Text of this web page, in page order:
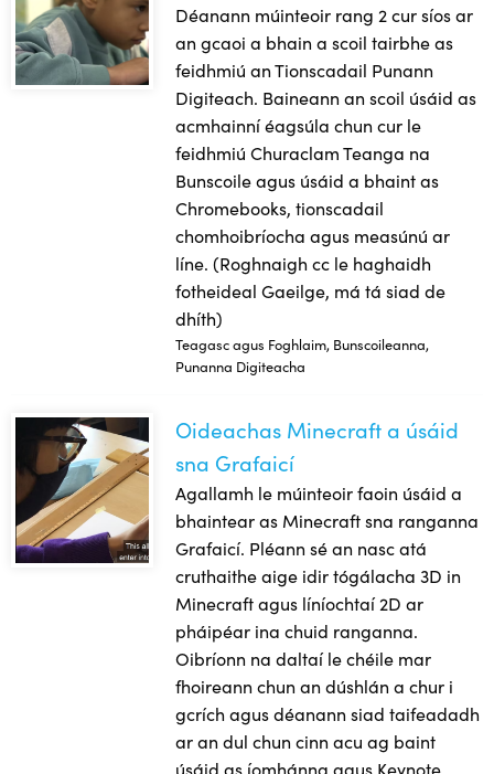
Déanann múinteoir rang 2 cur síos ar
an gcaoi a bhain a scoil tairbhe as
feidhmiú an Tionscadail Punann
Digiteach. Baineann an scoil úsáid as
acmhainní éagsúla chun cur le
feidhmiú Churaclam Teanga na
Bunscoile agus úsáid a bhaint as
Chromebooks, tionscadail
chomhoibríocha agus measúnú ar
líne. (Roghnaigh cc le haghaidh
fotheideal Gaeilge, má tá siad de
dhíth)
Teagasc agus Foghlaim, Bunscoileanna,
Punanna Digiteacha
Oideachas Minecraft a úsáid sna Grafaicí
Oideachas Minecraft a úsáid
sna Grafaicí
Agallamh le múinteoir faoin úsáid a
bhaintear as Minecraft sna ranganna
Grafaicí. Pléann sé an nasc atá
cruthaithe aige idir tógálacha 3D in
Minecraft agus líníochtaí 2D ar
pháipéar ina chuid ranganna.
Oibríonn na daltaí le chéile mar
fhoireann chun an dúshlán a chur i
gcrích agus déanann siad taifeadadh
ar an dul chun cinn acu ag baint
úsáid as íomhánna agus Keynote.